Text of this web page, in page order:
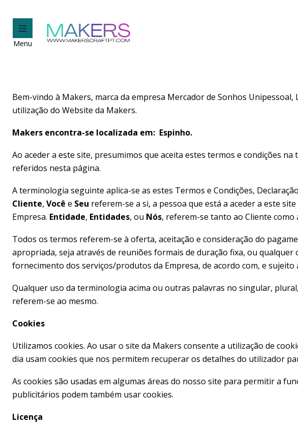
Menu
Bem-vindo à Makers, marca da empresa Mercador de Sonhos
utilização do Website da Makers.
Makers encontra-se localizada em: Espinho.
Ao aceder a este site, presumimos que aceita estes termos e condições
referidos nesta página.
A terminologia seguinte aplica-se as estes Termos e Condições,
Cliente, Você e Seu referem-se a si, a pessoa que está a aceder a este
Empresa. Entidade, Entidades, ou Nós, referem-se tanto ao Cliente como
Todos os termos referem-se à oferta, aceitação e consideração do
apropriada, seja através de reuniões formais de duração fixa, ou
fornecimento dos serviços/produtos da Empresa, de acordo com, e sujeito
Qualquer uso da terminologia acima ou outras palavras no singular,
referem-se ao mesmo.
Cookies
Utilizamos cookies. Ao usar o site da Makers consente a utilização de
dia usam cookies que nos permitem recuperar os detalhes do utilizador
As cookies são usadas em algumas áreas do nosso site para permitir a
publicitários podem também usar cookies.
Licença